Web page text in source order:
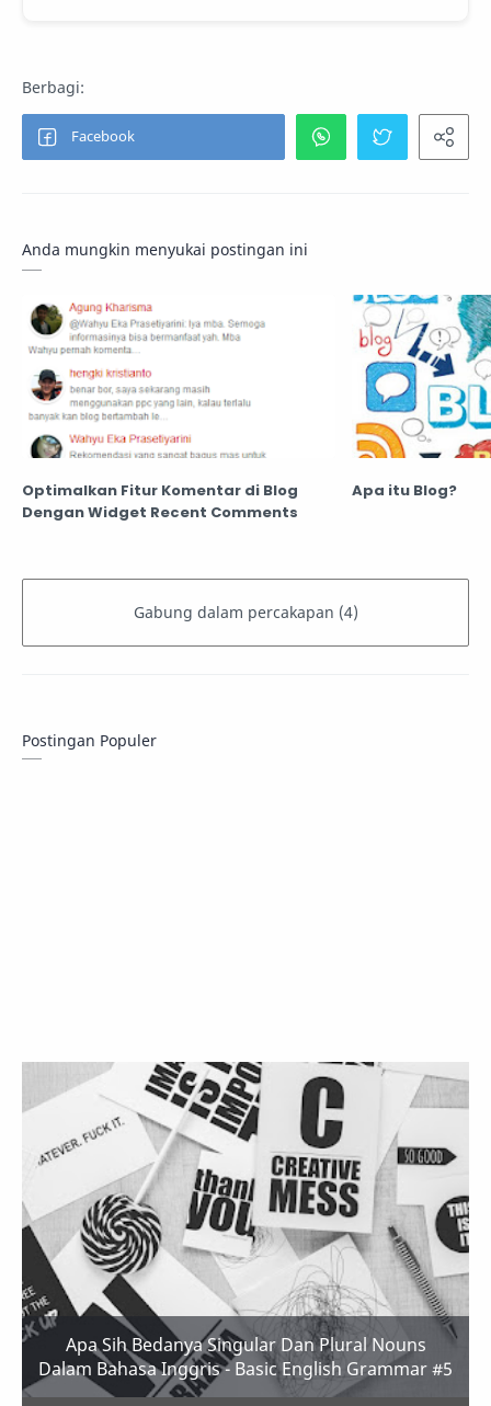
Anda mungkin menyukai postingan ini
Optimalkan Fitur Komentar di Blog
Dengan Widget Recent Comments
Apa itu Blog?
Postingan Populer
Apa Sih Bedanya Singular Dan Plural Nouns
Dalam Bahasa Inggris - Basic English Grammar #5